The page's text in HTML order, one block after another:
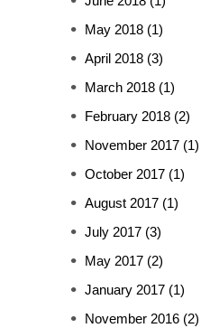
May 2018 (1)
April 2018 (3)
March 2018 (1)
February 2018 (2)
November 2017 (1)
October 2017 (1)
August 2017 (1)
July 2017 (3)
May 2017 (2)
January 2017 (1)
November 2016 (2)